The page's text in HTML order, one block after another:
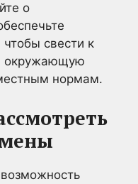
о
свести к
окружающую
нормам.